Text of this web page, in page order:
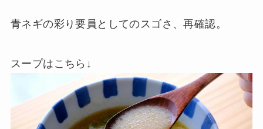
青ネギの彩り要員としてのスゴさ、再確認。
スープはこちら↓